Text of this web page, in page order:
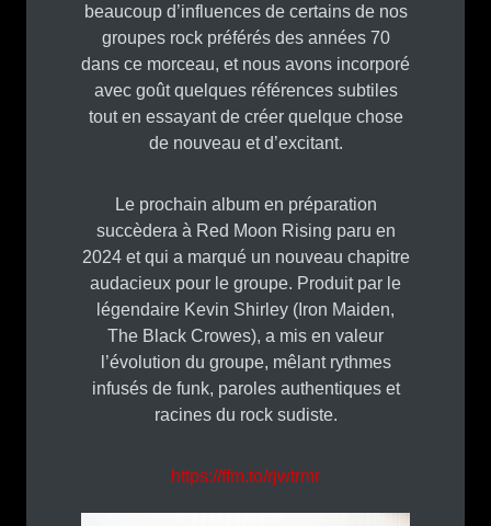
beaucoup d’influences de certains de nos
groupes rock préférés des années 70
dans ce morceau, et nous avons incorporé
avec goût quelques références subtiles
tout en essayant de créer quelque chose
de nouveau et d’excitant.
Le prochain album en préparation
succèdera à Red Moon Rising paru en
2024 et qui a marqué un nouveau chapitre
audacieux pour le groupe. Produit par le
légendaire Kevin Shirley (Iron Maiden,
The Black Crowes), a mis en valeur
l’évolution du groupe, mêlant rythmes
infusés de funk, paroles authentiques et
racines du rock sudiste.
https://ffm.to/rjwtrmr